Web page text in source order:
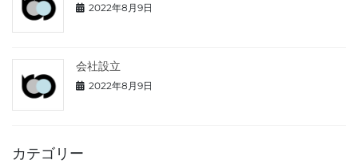
2022年8月9日
会社設立
2022年8月9日
カテゴリー